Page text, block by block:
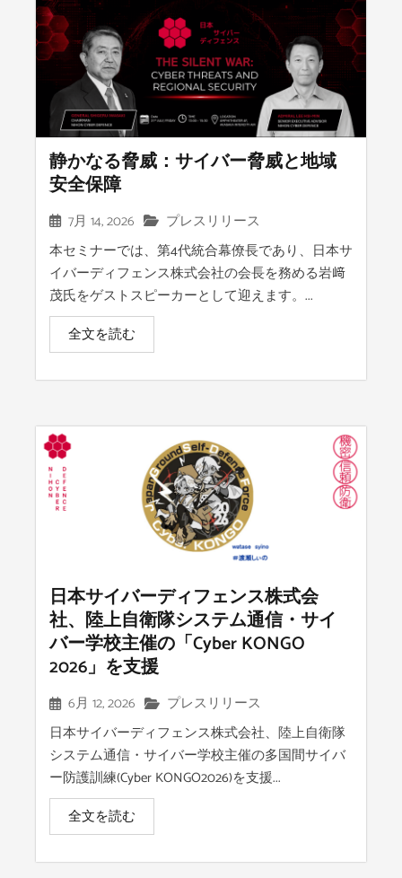
静かなる脅威：サイバー脅威と地域
安全保障
7月 14, 2026
プレスリリース
本セミナーでは、第4代統合幕僚長であり、日本サ
イバーディフェンス株式会社の会長を務める岩﨑
茂氏をゲストスピーカーとして迎えます。...
全文を読む
日本サイバーディフェンス株式会
社、陸上自衛隊システム通信・サイ
バー学校主催の「Cyber KONGO
2026」を支援
6月 12, 2026
プレスリリース
日本サイバーディフェンス株式会社、陸上自衛隊
システム通信・サイバー学校主催の多国間サイバ
ー防護訓練(Cyber KONGO2026)を支援...
全文を読む